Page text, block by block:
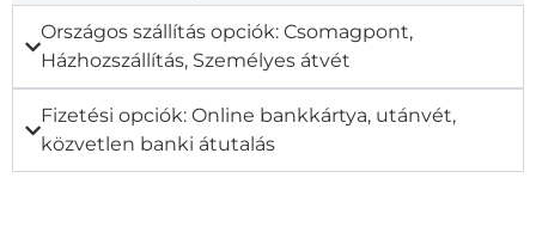
Országos szállítás opciók: Csomagpont,
Házhozszállítás, Személyes átvét
Fizetési opciók: Online bankkártya, utánvét,
közvetlen banki átutalás